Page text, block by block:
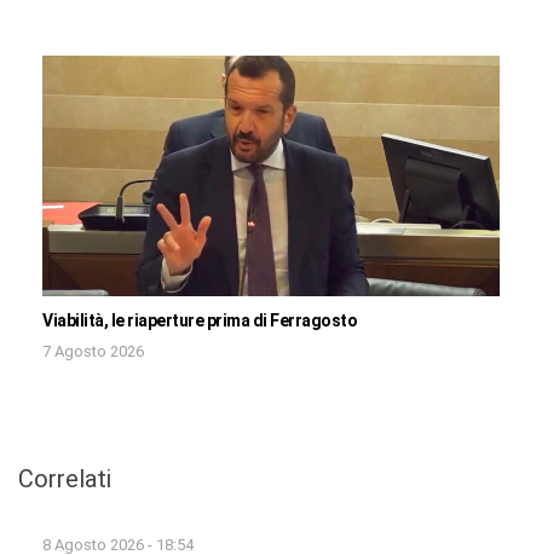
Viabilità, le riaperture prima di Ferragosto
7 Agosto 2026
Correlati
8 Agosto 2026 - 18:54